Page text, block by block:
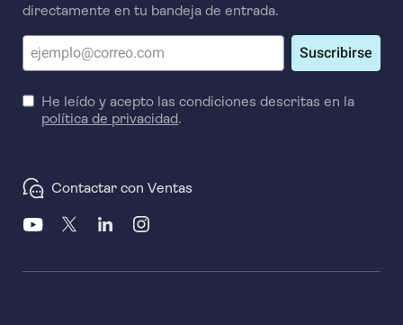
directamente en tu bandeja de entrada.
Suscribirse
He leído y acepto las condiciones descritas en la
política de privacidad.
Contactar con Ventas